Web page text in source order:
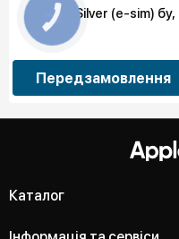
128GB Silver (e-sim) бу,
Передзамовлення
Каталог